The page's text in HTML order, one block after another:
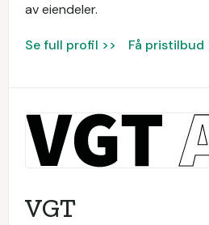
av eiendeler.
Se full profil >> Få pristilbud
VGT